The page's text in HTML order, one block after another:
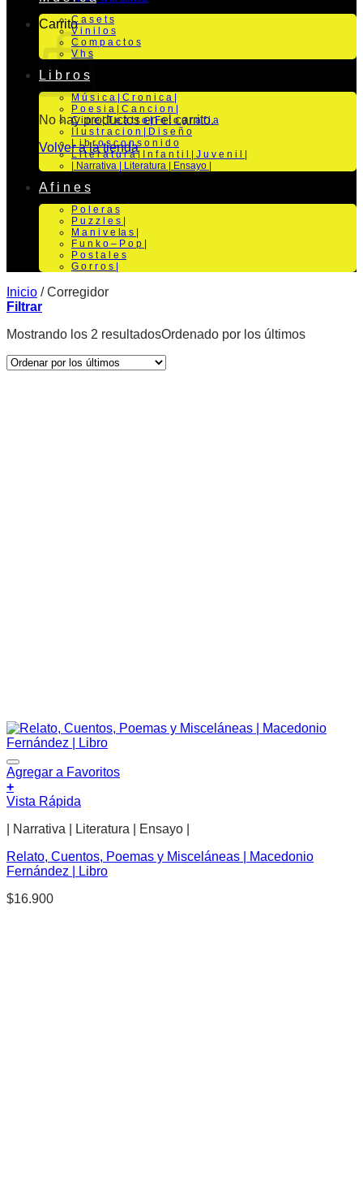
Carrito
No hay productos en el carrito.
Volver a la tienda
C a s e t s
V i n i l o s
C o m p a c t o s
V h s
L i b r o s
M ú s i c a | C r o n i c a |
P o e s i a | C a n c i o n |
C i n e | T e a t r o | Fo t o g r a f i a
I l u s t r a c i o n | D i s e ñ o
L i b r o s c o n s o n i d o
L i t e r a t u r a | I n f a n t i l | J u v e n i l |
| Narrativa | Literatura | Ensayo |
A f i n e s
P o l e r a s
P u z z l e s |
M a n i v e la s |
F u n k o – P o p |
P o s t a l e s
G o r r o s |
Inicio /Corregidor
Filtrar
Mostrando los 2 resultadosOrdenado por los últimos
Agregar a Favoritos
+
Vista Rápida
| Narrativa | Literatura | Ensayo |
Relato, Cuentos, Poemas y Misceláneas | Macedonio
Fernández | Libro
$16.900